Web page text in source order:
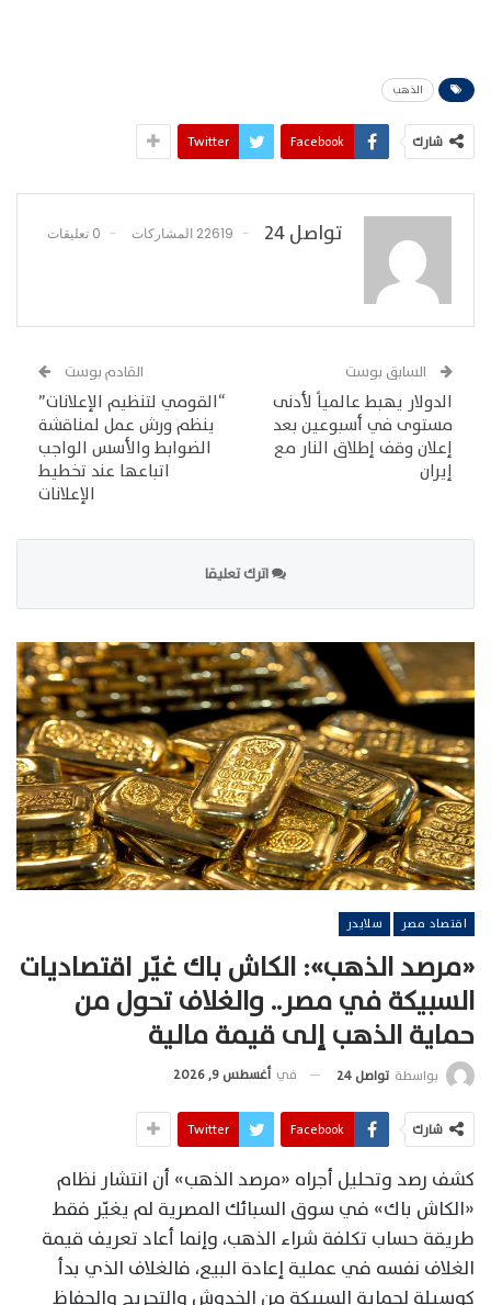
الذهب
شارك Facebook
Twitter
تواصل 24 22619 المشاركات 0 تعليقات
السابق بوست
الدولار يهبط عالمياً لأدنى
مستوى في أسبوعين بعد
إعلان وقف إطلاق النار مع
إيران
القادم بوست
“القومي لتنظيم الإعلانات”
ينظم ورش عمل لمناقشة
الضوابط والأسس الواجب
اتباعها عند تخطيط
الإعلانات
اترك تعليقا
اقتصاد مصر سلايدر
«مرصد الذهب»: الكاش باك غيّر اقتصاديات
السبيكة في مصر.. والغلاف تحول من
حماية الذهب إلى قيمة مالية
بواسطة تواصل 24 في أغسطس 9, 2026
شارك Facebook
Twitter
كشف رصد وتحليل أجراه «مرصد الذهب» أن انتشار نظام
«الكاش باك» في سوق السبائك المصرية لم يغيّر فقط
طريقة حساب تكلفة شراء الذهب، وإنما أعاد تعريف قيمة
الغلاف نفسه في عملية إعادة البيع، فالغلاف الذي بدأ
كوسيلة لحماية السبيكة من الخدوش والتجريح والحفاظ